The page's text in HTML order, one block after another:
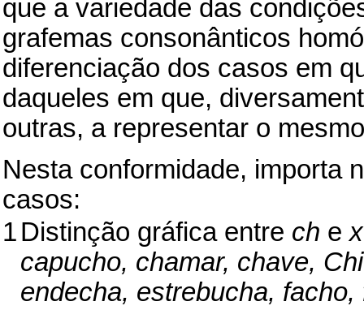
que a variedade das
grafemas consonânticos
diferenciação dos casos em
daqueles em que,
outras, a representar o
Nesta conformidade, importa
casos:
1Distinção gráfica entre ch ex
capucho, chamar, chave,
endecha, estrebucha,